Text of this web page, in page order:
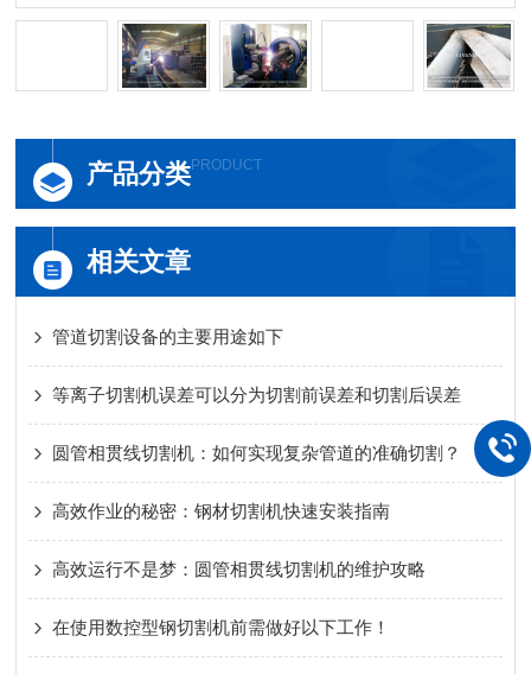
产品分类PRODUCT
相关文章
管道切割设备的主要用途如下
等离子切割机误差可以分为切割前误差和切割后误差
圆管相贯线切割机：如何实现复杂管道的准确切割？
高效作业的秘密：钢材切割机快速安装指南
高效运行不是梦：圆管相贯线切割机的维护攻略
在使用数控型钢切割机前需做好以下工作！